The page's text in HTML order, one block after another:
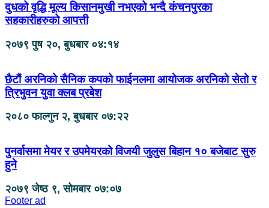
दुधको वृद्धि मूल्य किसानमुखी नभएको भन्दै कंचनपुरका
सहकारीहरुको आपत्ती
२०७९ पुष २०, बुधबार ०४:१४
छैटौं अरनिको सैनिक कपको फाईनलमा आयोजक अरनिको सेतो र
त्रिभुवन युवा क्लब प्रबेश
२०८० फाल्गुन २, बुधबार ०७:२२
पुनर्वासमा मेयर र उपमेयरको विजयी जुलुस बिहान १० बजेबाट सुरु
हुने
२०७९ जेष्ठ ९, सोमबार ०७:०७
Footer ad